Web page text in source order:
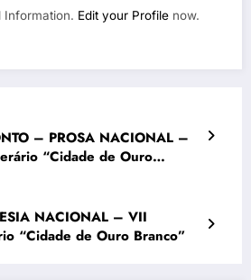
Information. Edit your Profile now.
– PROSA NACIONAL –
“Cidade de Ouro
NACIONAL – VII
“Cidade de Ouro Branco”